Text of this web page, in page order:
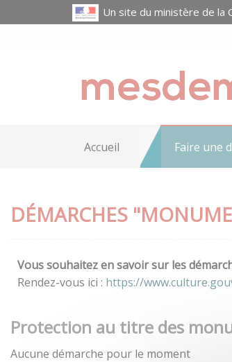
Un site du ministère de la
Accueil Faire une
DÉMARCHES
Vous souhaitez en savoir sur les
Rendez-vous ici : https://
Protection au titre des
Aucune démarche pour le moment